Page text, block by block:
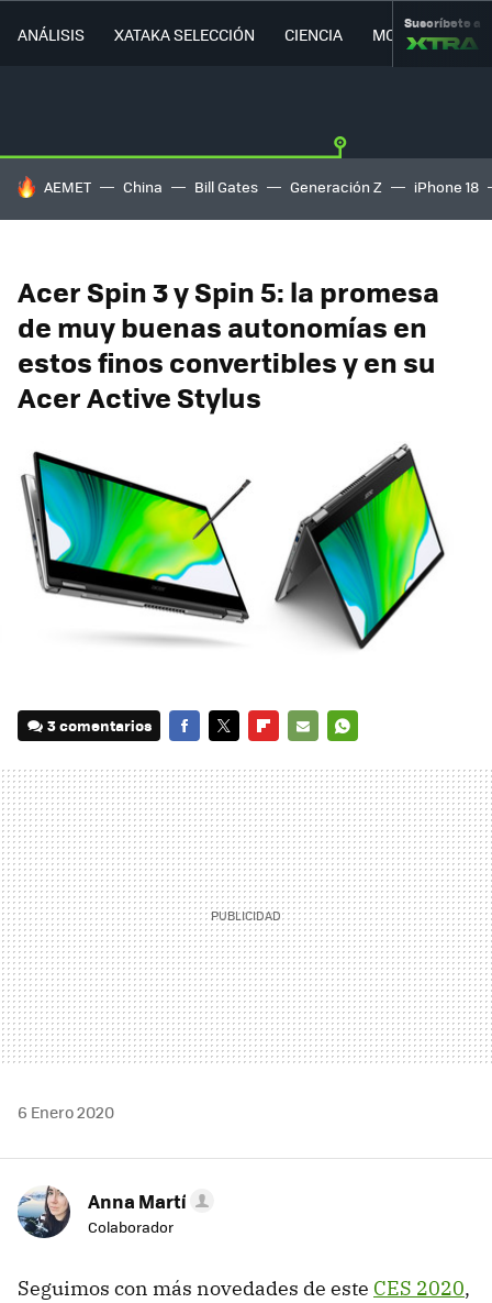
ANÁLISIS XATAKA SELECCIÓN CIENCIA MOVILIDAD
Suscríbete a
HOY SE HABLA DE
AEMET China Bill Gates Generación Z iPhone 18
Acer Spin 3 y Spin 5: la promesa
de muy buenas autonomías en
estos finos convertibles y en su
Acer Active Stylus
3 comentarios
MAIL
6 Enero 2020
Anna Martí
Colaborador
Seguimos con más novedades de este CES 2020,